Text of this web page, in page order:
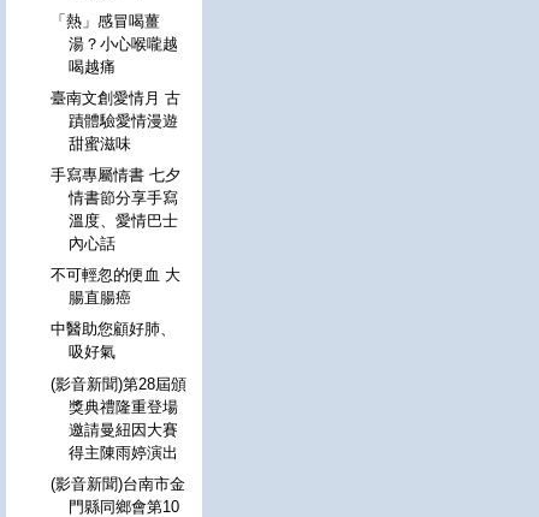
「熱」感冒喝薑
湯？小心喉嚨越
喝越痛
臺南文創愛情月 古
蹟體驗愛情漫遊
甜蜜滋味
手寫專屬情書 七夕
情書節分享手寫
溫度、愛情巴士
內心話
不可輕忽的便血 大
腸直腸癌
中醫助您顧好肺、
吸好氣
(影音新聞)第28屆頒
獎典禮隆重登場
邀請曼紐因大賽
得主陳雨婷演出
(影音新聞)台南市金
門縣同鄉會第10